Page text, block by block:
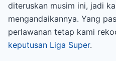
diteruskan musim ini, jadi
mengandaikannya. Yang
perlawanan tetap kami
keputusan Liga Super.